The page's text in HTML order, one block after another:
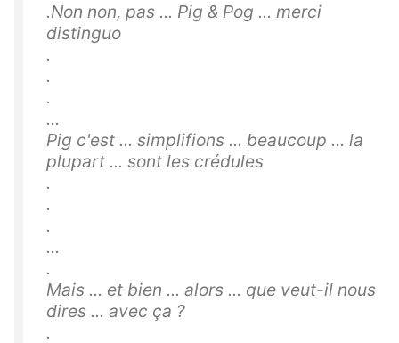
.Non non, pas ... Pig & Pog ... merci
distinguo
.
.
.
...
Pig c'est ... simplifions ... beaucoup ... la
plupart ... sont les crédules
.
.
.
...
.
Mais ... et bien ... alors ... que veut-il nous
dires ... avec ça ?
.